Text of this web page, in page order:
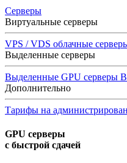
Серверы
Виртуальные серверы
VPS / VDS облачные
Выделенные серверы
Выделенные GPU серверы
Дополнительно
Тарифы на
GPU серверы
с быстрой сдачей